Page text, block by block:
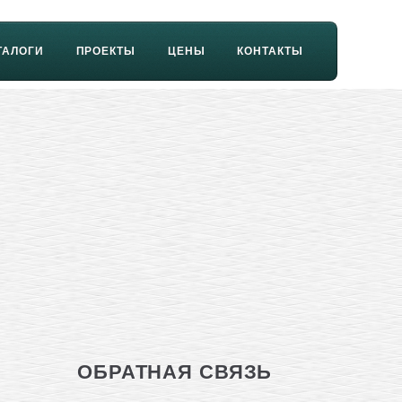
ПРОЕКТЫ ЦЕНЫ КОНТАКТЫ
ОБРАТНАЯ СВЯЗЬ